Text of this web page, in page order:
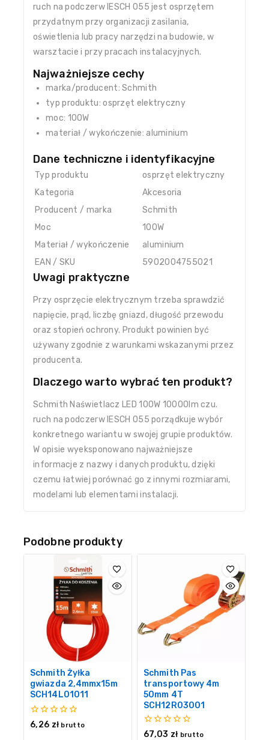
ruch na podczerw IESCH 055 jest osprzętem
przydatnym przy organizacji zasilania,
oświetlenia lub pracy narzędzi na budowie, w
warsztacie i przy pracach instalacyjnych.
Najważniejsze cechy
marka/producent: Schmith
typ produktu: osprzęt elektryczny
moc: 100W
materiał / wykończenie: aluminium
Dane techniczne i identyfikacyjne
Typ produktu
osprzęt elektryczny
Kategoria
Akcesoria
Producent / marka
Schmith
Moc
100W
Materiał / wykończenie
aluminium
EAN / SKU
5902004755021
Uwagi praktyczne
Przy osprzęcie elektrycznym trzeba sprawdzić
napięcie, prąd, liczbę gniazd, długość przewodu
oraz stopień ochrony. Produkt powinien być
używany zgodnie z warunkami wskazanymi przez
producenta.
Dlaczego warto wybrać ten produkt?
Schmith Naświetlacz LED 100W 10000lm czu.
ruch na podczerw IESCH 055 porządkuje wybór
konkretnego wariantu w swojej grupie produktów.
W opisie wyeksponowano najważniejsze
informacje z nazwy i danych produktu, dzięki
czemu łatwiej porównać go z innymi rozmiarami,
modelami lub elementami instalacji.
Podobne produkty
Schmith Żyłka
gwiazda 2,4mmx15m
SCH14L01011
0
6,26 zł brutto
Schmith Pas
transportowy 4m
50mm 4T
SCH12R03001
0
67,03 zł brutto